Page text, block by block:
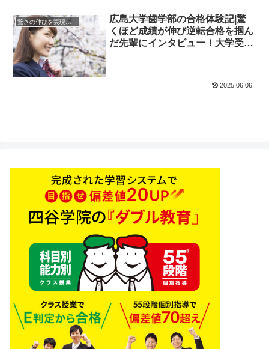
驚きの伸びを実現｜先輩列伝
広島大学歯学部の合格体験記|驚
くほど成績が伸び逆転合格を掴ん
だ先輩にインタビュー！大学受験
2025.06.06